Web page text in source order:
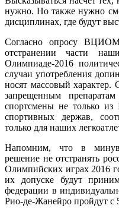
нужно. Но также нужно
дисциплинах, где будут
Согласно опросу
отстранении части
Олимпиаде-2016
случаи употребления
носят массовый характер.
запрещенным
спортсмены не только
спортивных держав,
только для наших
Напомним, что в
решение не отстранять
Олимпийских играх 2016
их допуске будут
федерации в
Рио-де-Жанейро пройдут с